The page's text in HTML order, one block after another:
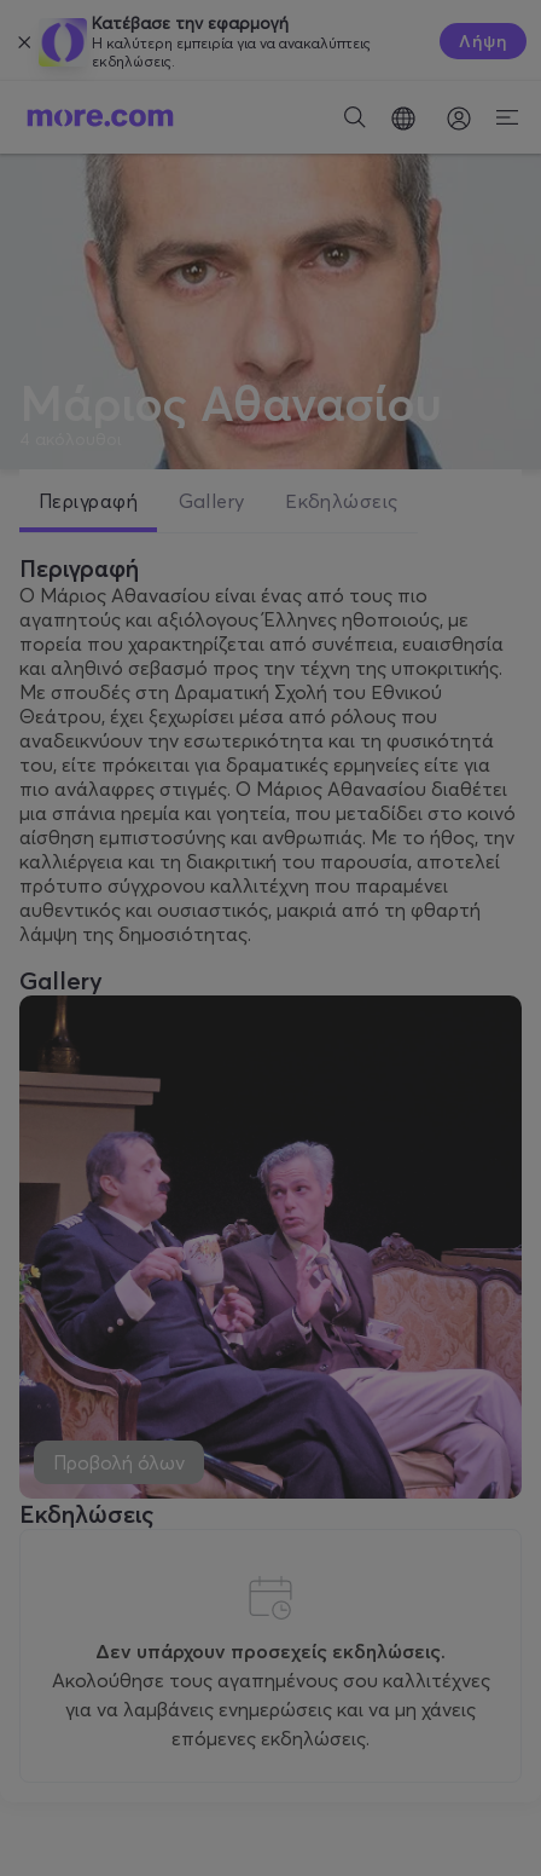
Κατέβασε την εφαρμογή
Η καλύτερη εμπειρία για να ανακαλύπτεις
εκδηλώσεις.
Λήψη
Μάριος Αθανασίου
Περιγραφή Gallery Εκδηλώσεις
Περιγραφή
Ο Μάριος Αθανασίου είναι ένας από τους πιο
αγαπητούς και αξιόλογους Έλληνες ηθοποιούς, με
πορεία που χαρακτηρίζεται από συνέπεια, ευαισθησία
και αληθινό σεβασμό προς την τέχνη της υποκριτικής.
Με σπουδές στη Δραματική Σχολή του Εθνικού
Θεάτρου, έχει ξεχωρίσει μέσα από ρόλους που
αναδεικνύουν την εσωτερικότητα και τη φυσικότητά
του, είτε πρόκειται για δραματικές ερμηνείες είτε για
πιο ανάλαφρες στιγμές. Ο Μάριος Αθανασίου διαθέτει
μια σπάνια ηρεμία και γοητεία, που μεταδίδει στο κοινό
αίσθηση εμπιστοσύνης και ανθρωπιάς. Με το ήθος, την
καλλιέργεια και τη διακριτική του παρουσία, αποτελεί
πρότυπο σύγχρονου καλλιτέχνη που παραμένει
αυθεντικός και ουσιαστικός, μακριά από τη φθαρτή
λάμψη της δημοσιότητας.
Gallery
Προβολή όλων
Εκδηλώσεις
Δεν υπάρχουν προσεχείς εκδηλώσεις.
Ακολούθησε τους αγαπημένους σου καλλιτέχνες
για να λαμβάνεις ενημερώσεις και να μη χάνεις
επόμενες εκδηλώσεις.